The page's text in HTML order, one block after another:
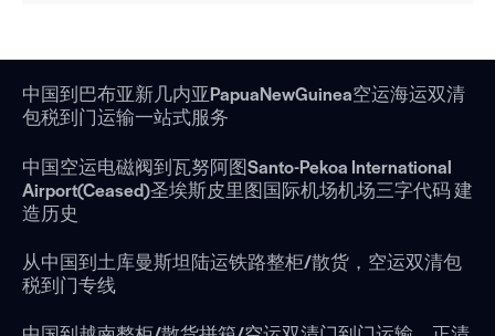
中国到巴布亚新几内亚PapuaNewGuinea空运海运双清
包税到门运输一站式服务
中国空运电磁阀到瓦努阿图Santo-Pekoa International
Airport(Ceased)圣埃斯皮里图国际机场机场三字代码 建
造历史
从中国到土库曼斯坦陆运铁路整柜/散货，空运双清包
税到门专线